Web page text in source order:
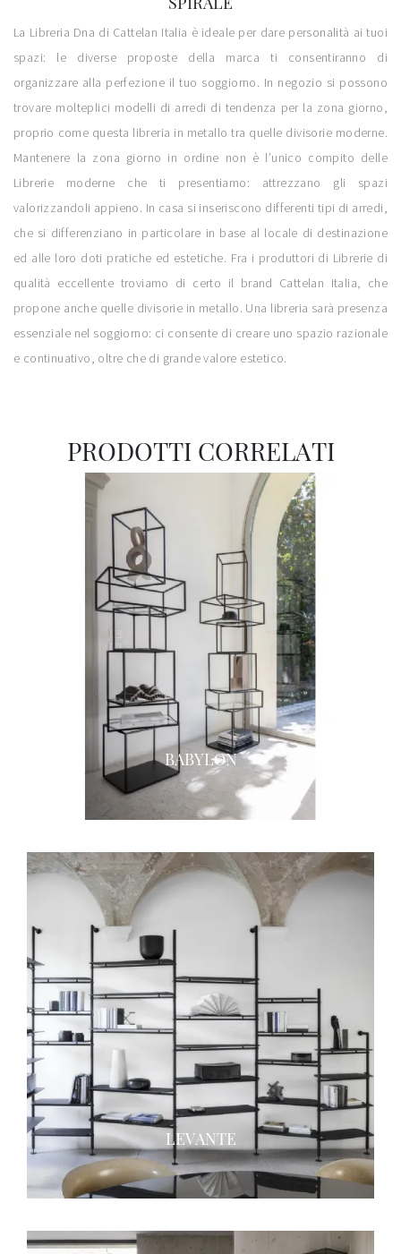
La Libreria Dna di Cattelan Italia è ideale per dare personalità ai tuoi
spazi: le diverse proposte della marca ti consentiranno di
organizzare alla perfezione il tuo soggiorno. In negozio si possono
trovare molteplici modelli di arredi di tendenza per la zona giorno,
proprio come questa libreria in metallo tra quelle divisorie moderne.
Mantenere la zona giorno in ordine non è l’unico compito delle
Librerie moderne che ti presentiamo: attrezzano gli spazi
valorizzandoli appieno. In casa si inseriscono differenti tipi di arredi,
che si differenziano in particolare in base al locale di destinazione
ed alle loro doti pratiche ed estetiche. Fra i produttori di Librerie di
qualità eccellente troviamo di certo il brand Cattelan Italia, che
propone anche quelle divisorie in metallo. Una libreria sarà presenza
essenziale nel soggiorno: ci consente di creare uno spazio razionale
e continuativo, oltre che di grande valore estetico.
PRODOTTI CORRELATI
BABYLON
LEVANTE